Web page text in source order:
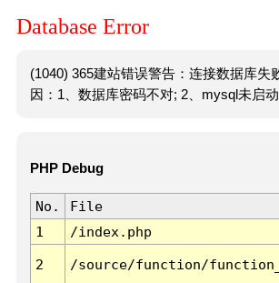
Database Error
(1040) 365建站错误警告：连接数据库失
因：1、数据库密码不对; 2、mysql未启动
PHP Debug
No. File
1
/index.php
2 /source/function/